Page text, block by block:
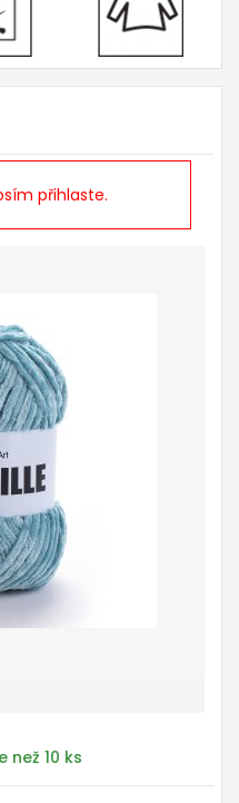
přihlaste.
než 10 ks